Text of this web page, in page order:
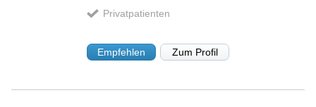
Privatpatienten
Empfehlen Zum Profil